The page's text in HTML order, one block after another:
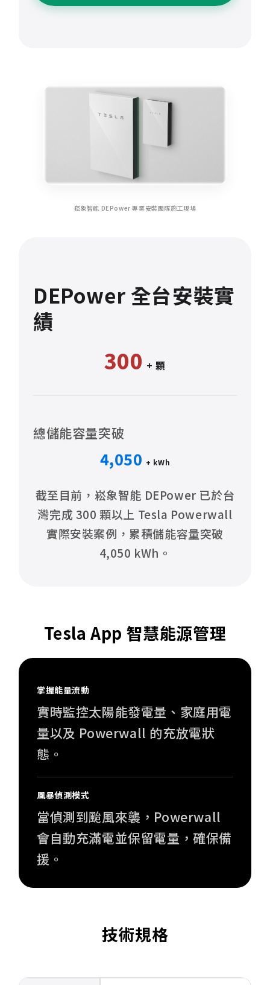
崧象智能 DEPower 專業安裝團隊施工現場
DEPower 全台安裝實
績
300 + 顆
總儲能容量突破
4,050 + kWh
截至目前，崧象智能 DEPower 已於台
灣完成 300 顆以上 Tesla Powerwall
實際安裝案例，累積儲能容量突破
4,050 kWh。
Tesla App 智慧能源管理
掌握能量流動
實時監控太陽能發電量、家庭用電
量以及 Powerwall 的充放電狀
態。
風暴偵測模式
當偵測到颱風來襲，Powerwall
會自動充滿電並保留電量，確保備
援。
技術規格